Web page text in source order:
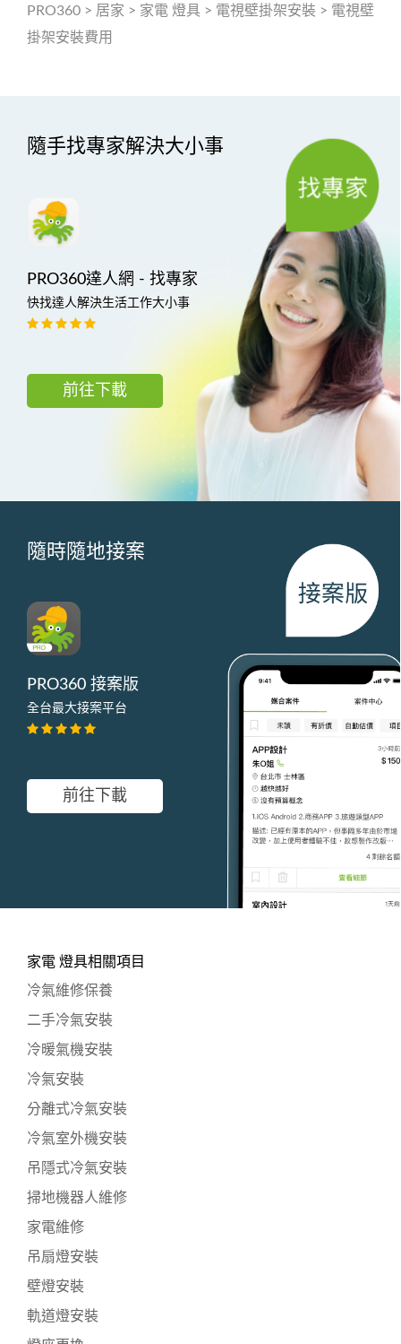
PRO360 > 居家 > 家電 燈具 > 電視壁掛架安裝 > 電視壁
掛架安裝費用
隨手找專家解決大小事
PRO360達人網 - 找專家
快找達人解決生活工作大小事
前往下載
隨時隨地接案
PRO360 接案版
全台最大接案平台
前往下載
家電 燈具相關項目
冷氣維修保養
二手冷氣安裝
冷暖氣機安裝
冷氣安裝
分離式冷氣安裝
冷氣室外機安裝
吊隱式冷氣安裝
掃地機器人維修
家電維修
吊扇燈安裝
壁燈安裝
軌道燈安裝